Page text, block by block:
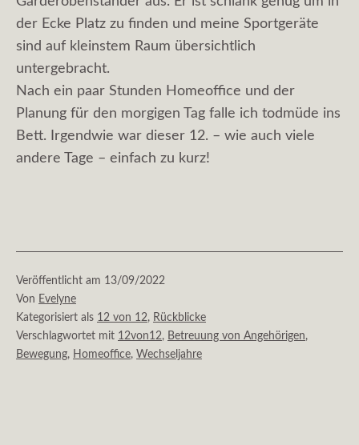
der Ecke Platz zu finden und meine Sportgeräte
sind auf kleinstem Raum übersichtlich
untergebracht.
Nach ein paar Stunden Homeoffice und der
Planung für den morgigen Tag falle ich todmüde ins
Bett. Irgendwie war dieser 12. – wie auch viele
andere Tage – einfach zu kurz!
Veröffentlicht am 13/09/2022
Von Evelyne
Kategorisiert als 12 von 12, Rückblicke
Verschlagwortet mit 12von12, Betreuung von Angehörigen,
Bewegung, Homeoffice, Wechseljahre